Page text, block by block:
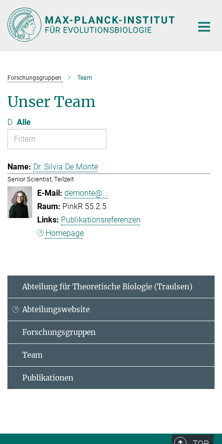
Hauptinhalt
Forschungsgruppen Team
Unser Team
D Alle
Dr. Silvia De Monte
Senior Scientist, Teilzeit
demonte@...
PinkR 55.2.5
Publikationsreferenzen
Homepage
Abteilung für Theoretische Biologie (Traulsen)
Abteilungswebsite
Forschungsgruppen
Team
Publikationen